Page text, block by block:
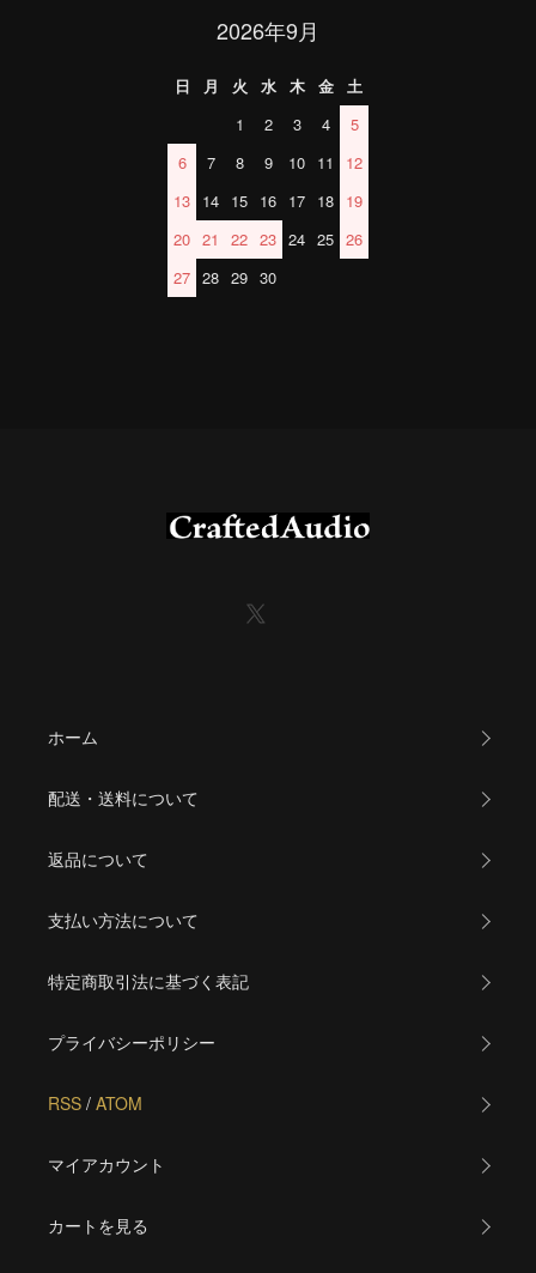
2026年9月
日 月 火 水 木 金
土
1
2 3 4
5
6
7 8 9 10 11
12
13 14 15 16 17 18 19
20 21 22 23 24 25 26
27 28 29 30
ホーム
配送・送料について
返品について
支払い方法について
特定商取引法に基づく表記
プライバシーポリシー
RSS / ATOM
マイアカウント
カートを見る